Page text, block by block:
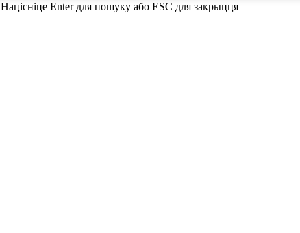
Націсніце Enter для пошуку або ESC для закрыцця